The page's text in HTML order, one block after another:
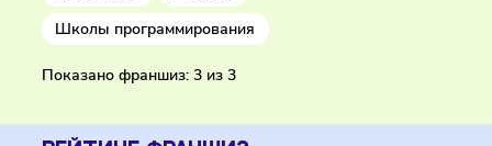
С гарантией
Салон красоты
Услуги Фастфуд